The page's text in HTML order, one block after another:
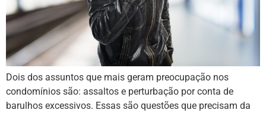
Dois dos assuntos que mais geram preocupação nos
condomínios são: assaltos e perturbação por conta de
barulhos excessivos. Essas são questões que precisam da